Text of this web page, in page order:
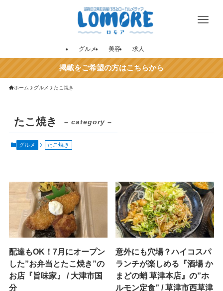
グルメ 美容 求人
掲載をご希望の方はこちらから
ホーム グルメ たこ焼き
たこ焼き – category –
グルメ たこ焼き
配達もOK！7月にオープン
した”お弁当とたこ焼き”の
お店『旨味家』 / 大津市国
分
意外にも穴場？ハイコスパ
ランチが楽しめる『酒場 か
まどの蛸 草津本店』の”ホ
ルモン定食” / 草津市西草津